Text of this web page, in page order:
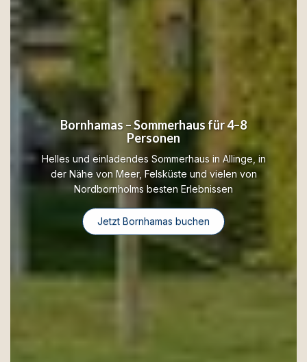
Bornhamas – Sommerhaus für 4–8
Personen
Helles und einladendes Sommerhaus in Allinge, in
der Nähe von Meer, Felsküste und vielen von
Nordbornholms besten Erlebnissen
Jetzt Bornhamas buchen